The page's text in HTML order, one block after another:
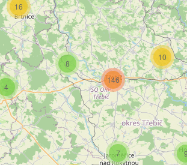
4
16
8
7
10
146